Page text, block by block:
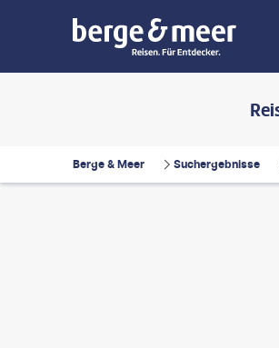
Berge & Meer Suchergebnisse